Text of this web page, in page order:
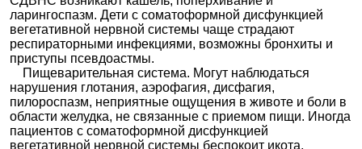
ларингоспазм. Дети с соматоформной дисфункцией
вегетативной нервной системы чаще страдают
респираторными инфекциями, возможны бронхиты и
приступы псевдоастмы.
Пищеварительная система. Могут наблюдаться
нарушения глотания, аэрофагия, дисфагия,
пилороспазм, неприятные ощущения в животе и боли в
области желудка, не связанные с приемом пищи. Иногда
пациентов с соматоформной дисфункцией
вегетативной нервной системы беспокоит икота,